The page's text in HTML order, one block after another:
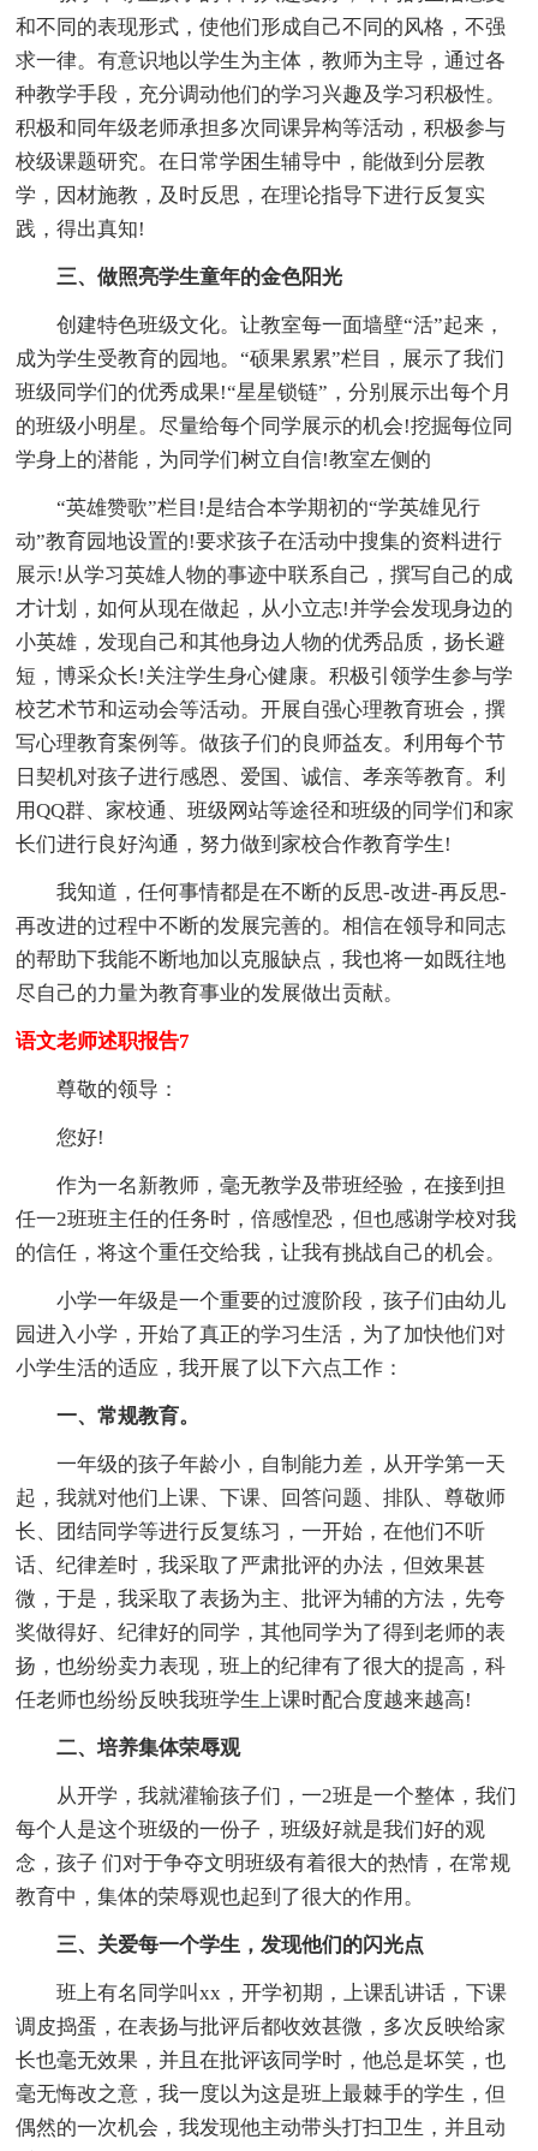
和不同的表现形式，使他们形成自己不同的风格，不强
求一律。有意识地以学生为主体，教师为主导，通过各
种教学手段，充分调动他们的学习兴趣及学习积极性。
积极和同年级老师承担多次同课异构等活动，积极参与
校级课题研究。在日常学困生辅导中，能做到分层教
学，因材施教，及时反思，在理论指导下进行反复实
践，得出真知!
三、做照亮学生童年的金色阳光
创建特色班级文化。让教室每一面墙壁“活”起来，
成为学生受教育的园地。“硕果累累”栏目，展示了我们
班级同学们的优秀成果!“星星锁链”，分别展示出每个月
的班级小明星。尽量给每个同学展示的机会!挖掘每位同
学身上的潜能，为同学们树立自信!教室左侧的
“英雄赞歌”栏目!是结合本学期初的“学英雄见行
动”教育园地设置的!要求孩子在活动中搜集的资料进行
展示!从学习英雄人物的事迹中联系自己，撰写自己的成
才计划，如何从现在做起，从小立志!并学会发现身边的
小英雄，发现自己和其他身边人物的优秀品质，扬长避
短，博采众长!关注学生身心健康。积极引领学生参与学
校艺术节和运动会等活动。开展自强心理教育班会，撰
写心理教育案例等。做孩子们的良师益友。利用每个节
日契机对孩子进行感恩、爱国、诚信、孝亲等教育。利
用QQ群、家校通、班级网站等途径和班级的同学们和家
长们进行良好沟通，努力做到家校合作教育学生!
我知道，任何事情都是在不断的反思-改进-再反思-
再改进的过程中不断的发展完善的。相信在领导和同志
的帮助下我能不断地加以克服缺点，我也将一如既往地
尽自己的力量为教育事业的发展做出贡献。
语文老师述职报告7
尊敬的领导：
您好!
作为一名新教师，毫无教学及带班经验，在接到担
任一2班班主任的任务时，倍感惶恐，但也感谢学校对我
的信任，将这个重任交给我，让我有挑战自己的机会。
小学一年级是一个重要的过渡阶段，孩子们由幼儿
园进入小学，开始了真正的学习生活，为了加快他们对
小学生活的适应，我开展了以下六点工作：
一、常规教育。
一年级的孩子年龄小，自制能力差，从开学第一天
起，我就对他们上课、下课、回答问题、排队、尊敬师
长、团结同学等进行反复练习，一开始，在他们不听
话、纪律差时，我采取了严肃批评的办法，但效果甚
微，于是，我采取了表扬为主、批评为辅的方法，先夸
奖做得好、纪律好的同学，其他同学为了得到老师的表
扬，也纷纷卖力表现，班上的纪律有了很大的提高，科
任老师也纷纷反映我班学生上课时配合度越来越高!
二、培养集体荣辱观
从开学，我就灌输孩子们，一2班是一个整体，我们
每个人是这个班级的一份子，班级好就是我们好的观
念，孩子 们对于争夺文明班级有着很大的热情，在常规
教育中，集体的荣辱观也起到了很大的作用。
三、关爱每一个学生，发现他们的闪光点
班上有名同学叫xx，开学初期，上课乱讲话，下课
调皮捣蛋，在表扬与批评后都收效甚微，多次反映给家
长也毫无效果，并且在批评该同学时，他总是坏笑，也
毫无悔改之意，我一度以为这是班上最棘手的学生，但
偶然的一次机会，我发现他主动带头打扫卫生，并且动